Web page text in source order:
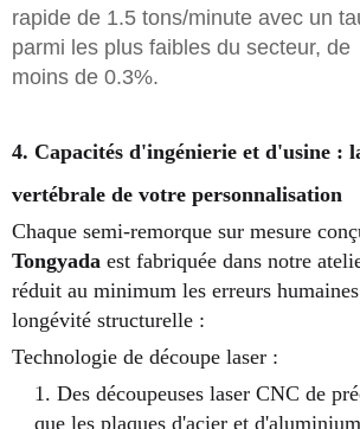
rapide de 1.5 tons/minute avec un
parmi les plus faibles du secteur, de
moins de 0.3%.
4. Capacités d'ingénierie et d'usine :
vertébrale de votre personnalisation
Chaque semi-remorque sur mesure
Tongyada est fabriquée dans notre
réduit au minimum les erreurs
longévité structurelle :
Technologie de découpe laser :
1. Des découpeuses laser CNC de
que les plaques d'acier et